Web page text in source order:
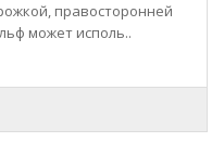
правосторонней
может исполь..